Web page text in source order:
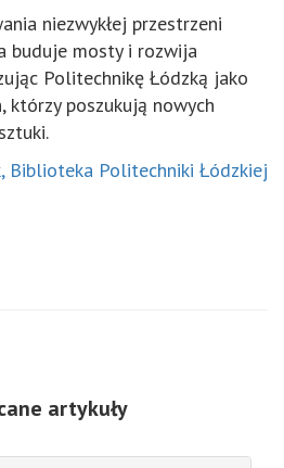
niezwykłej przestrzeni
buduje mosty i rozwija
Politechnikę Łódzką jako
którzy poszukują nowych
Biblioteka Politechniki Łódzkiej
artykuły